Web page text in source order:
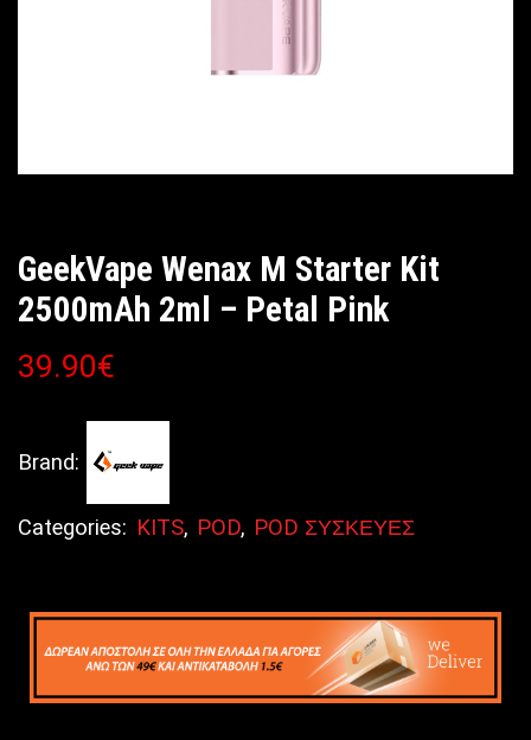
GeekVape Wenax M Starter Kit
2500mAh 2ml – Petal Pink
39.90€
Brand:
Categories: KITS, POD, POD ΣΥΣΚΕΥΕΣ